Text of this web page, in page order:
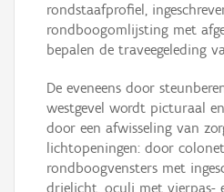
rondstaafprofiel,
rondboogomlijsting met
bepalen de traveegeleding
De eveneens door
westgevel wordt picturaal
door een afwisseling van
lichtopeningen: door
rondboogvensters met
drielicht, oculi met vierpas-